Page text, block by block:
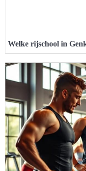
Welke rijschool in